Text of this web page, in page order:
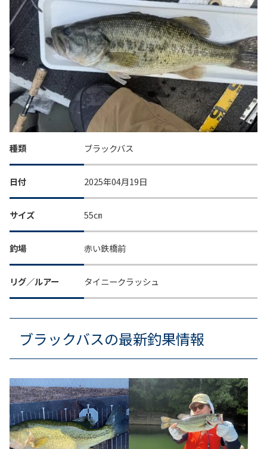
種類 ブラックバス
日付 2025年04月19日
サイズ 55㎝
釣場 赤い鉄橋前
リグ／ルアー タイニークラッシュ
ブラックバスの最新釣果情報